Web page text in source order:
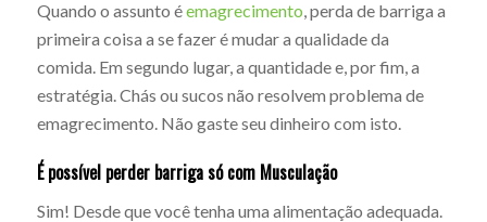
Quando o assunto éemagrecimento, perda de barriga a
primeira coisa a se fazer é mudar a qualidade da
comida. Em segundo lugar, a quantidade e, por fim, a
estratégia. Chás ou sucos não resolvem problema de
emagrecimento. Não gaste seu dinheiro com isto.
É possível perder barriga só com Musculação
Sim! Desde que você tenha uma alimentação adequada.